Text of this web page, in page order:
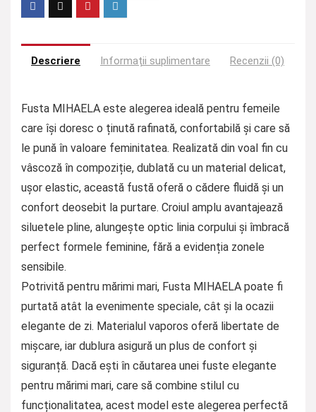
Descriere Informații suplimentare Recenzii (0)
Fusta MIHAELA este alegerea ideală pentru femeile
care își doresc o ținută rafinată, confortabilă și care să
le pună în valoare feminitatea. Realizată din voal fin cu
vâscoză în compoziție, dublată cu un material delicat,
ușor elastic, această fustă oferă o cădere fluidă și un
confort deosebit la purtare. Croiul amplu avantajează
siluetele pline, alungește optic linia corpului și îmbracă
perfect formele feminine, fără a evidenția zonele
sensibile.
Potrivită pentru mărimi mari, Fusta MIHAELA poate fi
purtată atât la evenimente speciale, cât și la ocazii
elegante de zi. Materialul vaporos oferă libertate de
mișcare, iar dublura asigură un plus de confort și
siguranță. Dacă ești în căutarea unei fuste elegante
pentru mărimi mari, care să combine stilul cu
funcționalitatea, acest model este alegerea perfectă